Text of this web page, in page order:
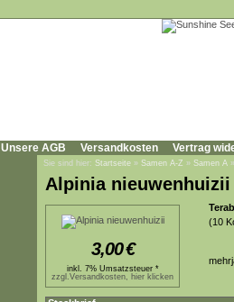
Unsere AGB Versandkosten Vertrag
Sie sind hier: Startseite » Samen A-Z » Samen A
Alpinia nieuwenhuizii
3,00€
inkl. 7% Umsatzsteuer *
zzgl.Versandkosten, hier klicken
(10